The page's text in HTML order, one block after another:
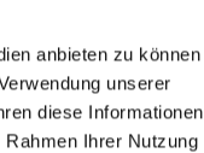
anbieten zu können
unserer
diese Informationen
Ihrer Nutzung